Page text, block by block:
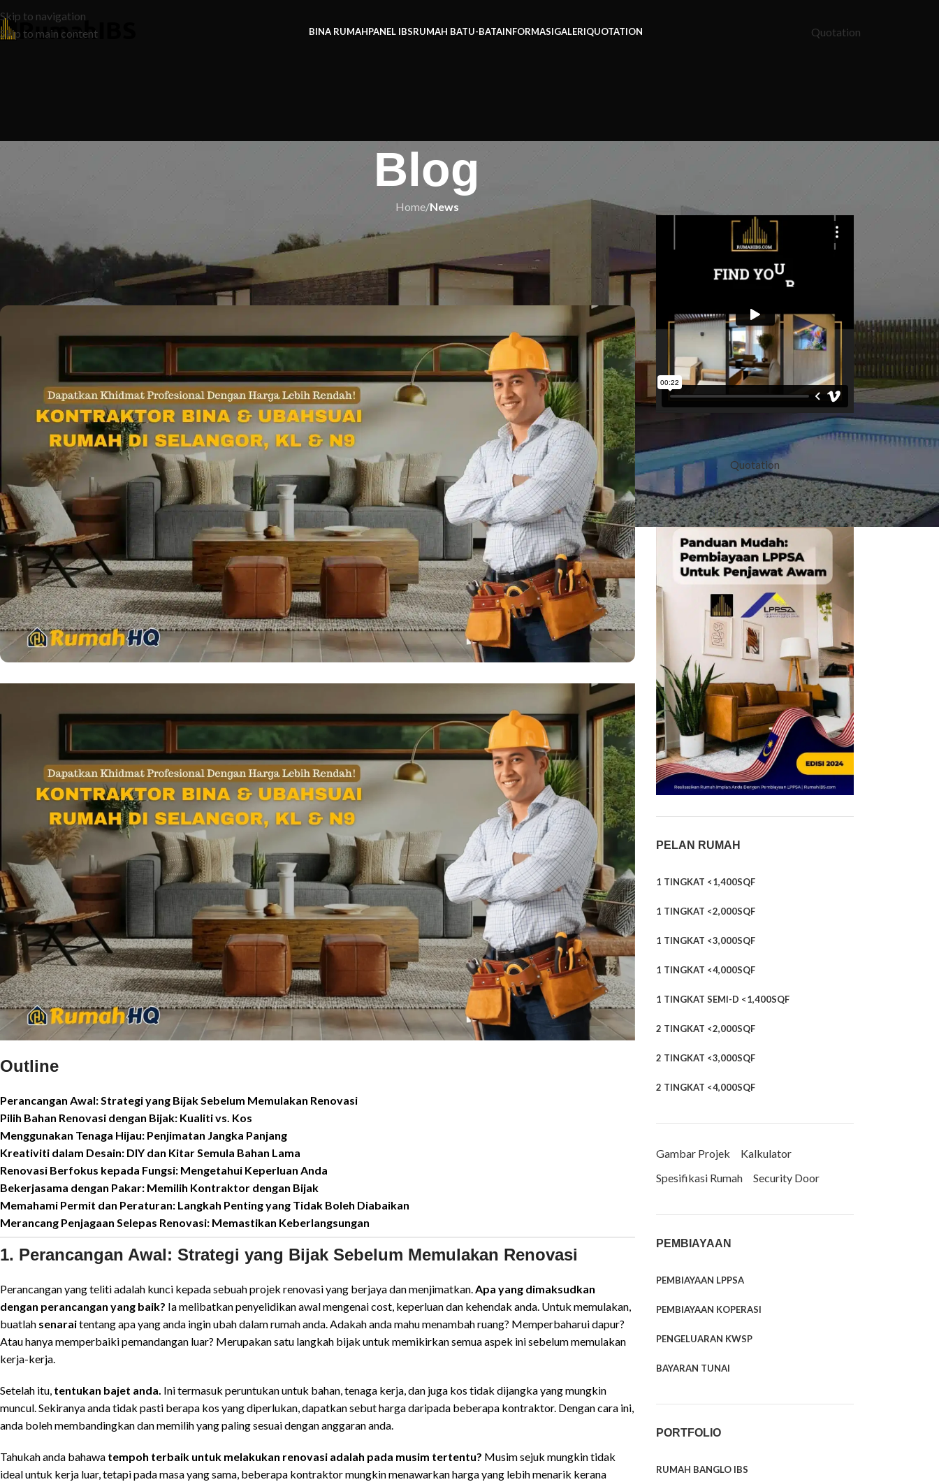
Skip to navigation
Skip to main content
BINA RUMAHPANEL IBSRUMAH BATU-BATAINFORMASIGALERIQUOTATION Quotation
Blog
Home/News
10 Rahsia Renovate Rumah yang Sebenarnya Boleh Menjimatkan
Wang Anda! Adakah Anda Tahu?
Posted by Rumah IBS On 06/10/2025
Outline
Perancangan Awal: Strategi yang Bijak Sebelum Memulakan Renovasi
Pilih Bahan Renovasi dengan Bijak: Kualiti vs. Kos
Menggunakan Tenaga Hijau: Penjimatan Jangka Panjang
Kreativiti dalam Desain: DIY dan Kitar Semula Bahan Lama
Renovasi Berfokus kepada Fungsi: Mengetahui Keperluan Anda
Bekerjasama dengan Pakar: Memilih Kontraktor dengan Bijak
Memahami Permit dan Peraturan: Langkah Penting yang Tidak Boleh Diabaikan
Merancang Penjagaan Selepas Renovasi: Memastikan Keberlangsungan
1. Perancangan Awal: Strategi yang Bijak Sebelum Memulakan Renovasi
Perancangan yang teliti adalah kunci kepada sebuah projek renovasi yang berjaya dan menjimatkan.Apa yang dimaksudkan
dengan perancangan yang baik? Ia melibatkan penyelidikan awal mengenai cost, keperluan dan kehendak anda. Untuk memulakan,
buatlah senaraitentang apa yang anda ingin ubah dalam rumah anda. Adakah anda mahu menambah ruang? Memperbaharui dapur?
Atau hanya memperbaiki pemandangan luar? Merupakan satu langkah bijak untuk memikirkan semua aspek ini sebelum memulakan
kerja-kerja.
Setelah itu, tentukan bajet anda. Ini termasuk peruntukan untuk bahan, tenaga kerja, dan juga kos tidak dijangka yang mungkin
muncul. Sekiranya anda tidak pasti berapa kos yang diperlukan, dapatkan sebut harga daripada beberapa kontraktor. Dengan cara ini,
anda boleh membandingkan dan memilih yang paling sesuai dengan anggaran anda.
Tahukah anda bahawa tempoh terbaik untuk melakukan renovasi adalah pada musim tertentu? Musim sejuk mungkin tidak
ideal untuk kerja luar, tetapi pada masa yang sama, beberapa kontraktor mungkin menawarkan harga yang lebih menarik kerana
Quotation
PELAN RUMAH
1 TINGKAT <1,400SQF
1 TINGKAT <2,000SQF
1 TINGKAT <3,000SQF
1 TINGKAT <4,000SQF
1 TINGKAT SEMI-D <1,400SQF
2 TINGKAT <2,000SQF
2 TINGKAT <3,000SQF
2 TINGKAT <4,000SQF
Gambar Projek
Kalkulator
Spesifikasi Rumah
Security Door
PEMBIAYAAN
PEMBIAYAAN LPPSA
PEMBIAYAAN KOPERASI
PENGELUARAN KWSP
BAYARAN TUNAI
PORTFOLIO
RUMAH BANGLO IBS